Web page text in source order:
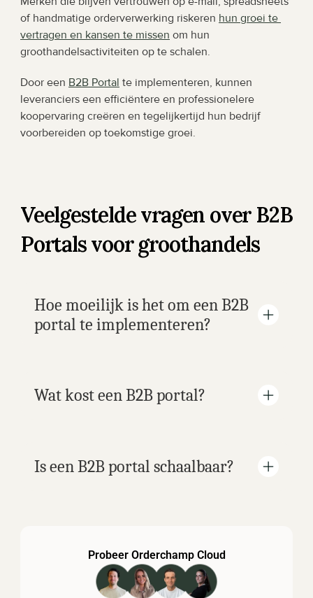
of handmatige orderverwerking riskeren hun groei te
vertragen en kansen te missen om hun
groothandelsactiviteiten op te schalen.
Door een B2B Portal te implementeren, kunnen
leveranciers een efficiëntere en professionelere
koopervaring creëren en tegelijkertijd hun bedrijf
voorbereiden op toekomstige groei.
Veelgestelde vragen over B2B
Portals voor groothandels
Hoe moeilijk is het om een B2B
portal te implementeren?
Wat kost een B2B portal?
Is een B2B portal schaalbaar?
Probeer Orderchamp Cloud